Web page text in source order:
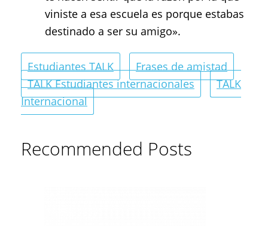
viniste a esa escuela es porque estabas
destinado a ser su amigo».
Estudiantes TALK
Frases de amistad
TALK Estudiantes internacionales
TALK
Internacional
Recommended Posts